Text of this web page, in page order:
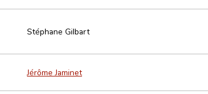
Stéphane Gilbart
Jérôme Jaminet